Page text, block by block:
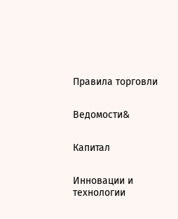
Правила торговли
Ведомости&
Капитал
Инновации и
технологии